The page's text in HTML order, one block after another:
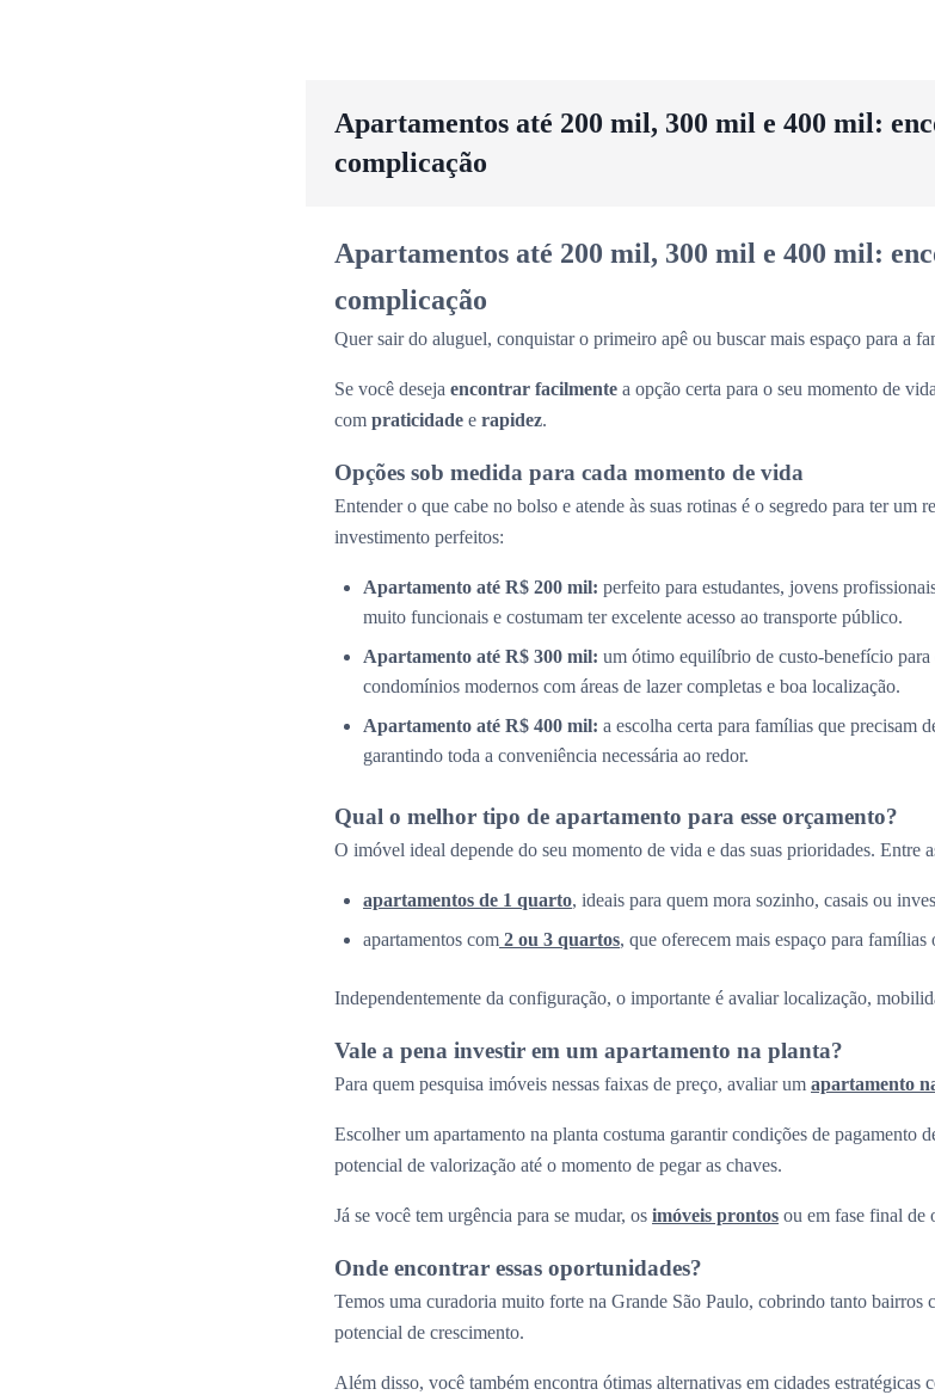
Apartamentos até 200 mil, 300 mil e 400 mil:
complicação
Apartamentos até 200 mil, 300 mil e 400 mil:
complicação
Quer sair do aluguel, conquistar o primeiro apê ou buscar mais espaço para a
Se você deseja encontrar facilmente a opção certa para o seu momento de
com praticidade e rapidez.
Opções sob medida para cada momento de vida
Entender o que cabe no bolso e atende às suas rotinas é o segredo para ter um
investimento perfeitos:
Apartamento até R$ 200 mil: perfeito para estudantes, jovens
muito funcionais e costumam ter excelente acesso ao transporte público.
Apartamento até R$ 300 mil: um ótimo equilíbrio de custo-benefício
condomínios modernos com áreas de lazer completas e boa localização.
Apartamento até R$ 400 mil: a escolha certa para famílias que precisam
garantindo toda a conveniência necessária ao redor.
Qual o melhor tipo de apartamento para esse orçamento?
O imóvel ideal depende do seu momento de vida e das suas prioridades. Entre
apartamentos de 1 quarto, ideais para quem mora sozinho, casais ou
apartamentos com 2 ou 3 quartos, que oferecem mais espaço para
Independentemente da configuração, o importante é avaliar localização,
Vale a pena investir em um apartamento na planta?
Para quem pesquisa imóveis nessas faixas de preço, avaliar um apartamento
Escolher um apartamento na planta costuma garantir condições de pagamento
potencial de valorização até o momento de pegar as chaves.
Já se você tem urgência para se mudar, os imóveis prontos ou em fase final de
Onde encontrar essas oportunidades?
Temos uma curadoria muito forte na Grande São Paulo, cobrindo tanto bairros
potencial de crescimento.
Além disso, você também encontra ótimas alternativas em cidades estratégicas